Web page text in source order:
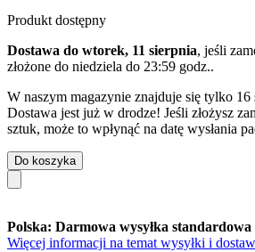
Produkt dostępny
Dostawa do wtorek, 11 sierpnia, jeśli
złożone do niedziela do 23:59 godz..
W naszym magazynie znajduje się tylko 16
Dostawa jest już w drodze! Jeśli złożysz
sztuk, może to wpłynąć na datę wysłania
Do koszyka
Polska: Darmowa wysyłka standardowa
Więcej informacji na temat wysyłki i